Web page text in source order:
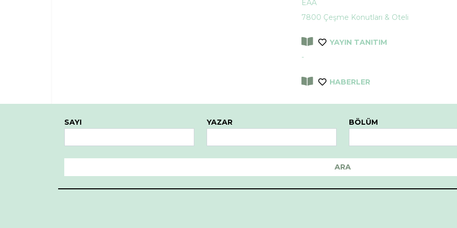
EAA
7800 Çeşme Konutları & Oteli
YAYIN TANITIM
-
HABERLER
SAYI YAZAR BÖLÜM
ARA